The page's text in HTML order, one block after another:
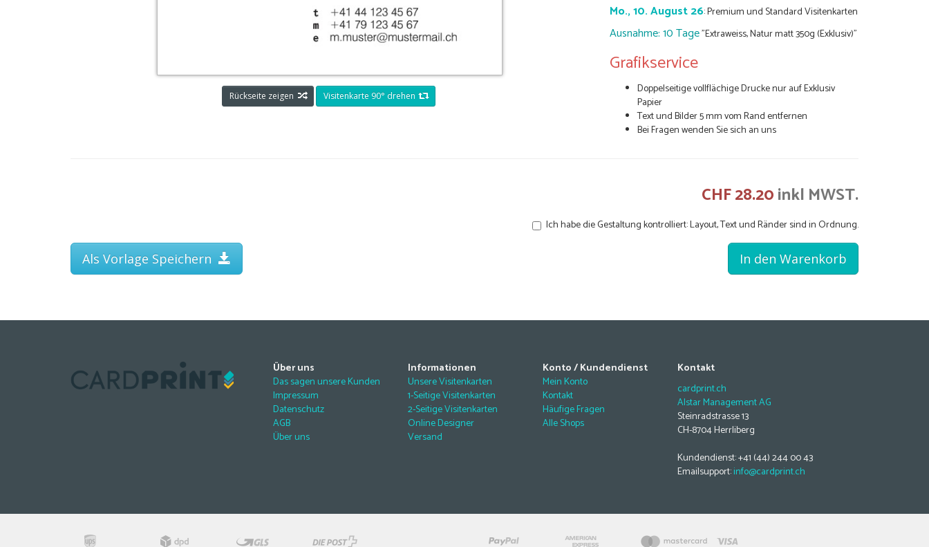
Rückseite zeigen Visitenkarte 90° drehen
Mo., 10. August 26: Premium und Standard Visitenkarten
Ausnahme: 10 Tage"Extraweiss, Natur matt 350g (Exklusiv)"
Grafikservice
Doppelseitige vollflächige Drucke nur auf Exklusiv
Papier
Text und Bilder 5 mm vom Rand entfernen
Bei Fragen wenden Sie sich an uns
CHF 28.20inkl MWST.
Ich habe die Gestaltung kontrolliert: Layout, Text und Ränder sind in Ordnung.
Als Vorlage Speichern In den Warenkorb
Über uns
Das sagen unsere Kunden
Impressum
Datenschutz
AGB
Über uns
Informationen
Unsere Visitenkarten
1-Seitige Visitenkarten
2-Seitige Visitenkarten
Online Designer
Versand
Konto / Kundendienst
Mein Konto
Kontakt
Häufige Fragen
Alle Shops
Kontakt
cardprint.ch
Alstar Management AG
Steinradstrasse 13
CH-8704 Herrliberg
Kundendienst: +41 (44) 244 00 43
Emailsupport:info@cardprint.ch